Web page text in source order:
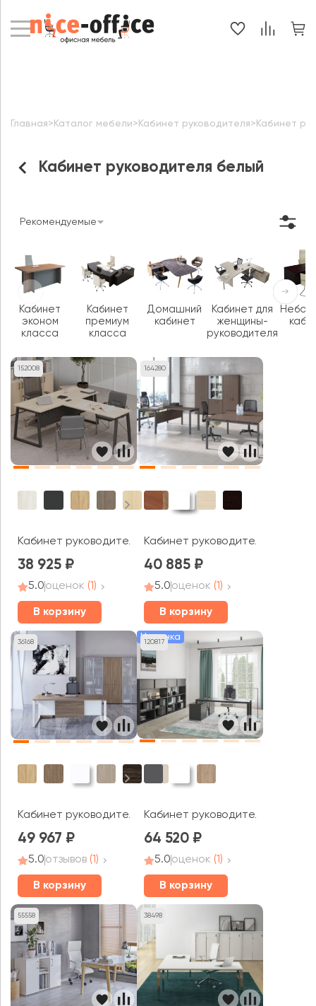
Кабинет руководителя белый
Главная> Каталог мебели> Кабинет руководителя> Кабинет
Рекомендуемые
152008
Кабинет руководителя Стайл Проджект Директ /
38 925
5.0оценок (1)
В корзину
164280
Кабинет руководителя Тренд /
40 885
5.0оценок (1)
В корзину
36168
Кабинет руководителя Оникс Директ / Onix Direct
49 967
5.0отзывов (1)
В корзину
120817
Новинка
Кабинет руководителя
64 520
5.0оценок (1)
В корзину
55558 38498
Кабинет
эконом
класса
Кабинет
премиум
класса
Домашний
кабинет
Кабинет для
женщины-
руководителя